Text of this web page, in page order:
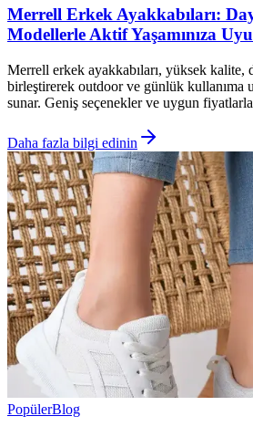
Merrell Erkek Ayakkabıları:
Modellerle Aktif Yaşamınıza
Merrell erkek ayakkabıları, yüksek kalite,
birleştirerek outdoor ve günlük kullanıma
sunar. Geniş seçenekler ve uygun
Daha fazla bilgi edinin
PopülerBlog